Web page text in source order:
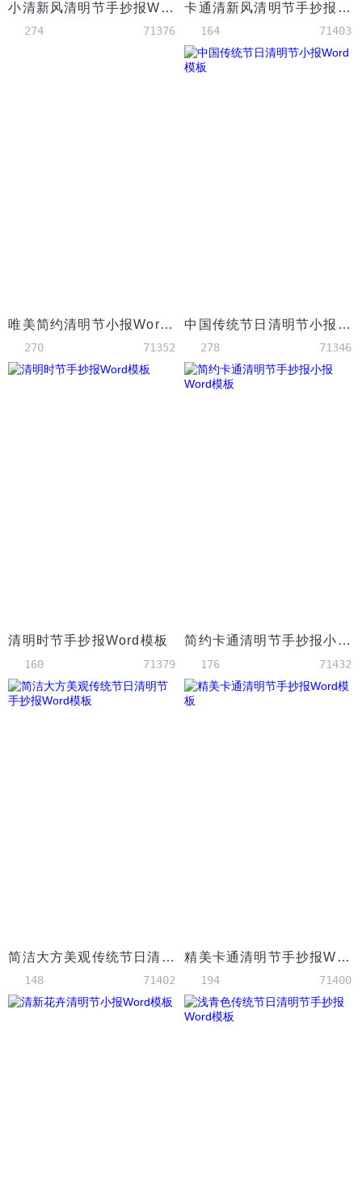
小清新风清明节手抄报Word模板
274 71376
卡通清新风清明节手抄报Word模板
164 71403
唯美简约清明节小报Word模板
270 71352
中国传统节日清明节小报Word模板
278 71346
清明时节手抄报Word模板
160 71379
简约卡通清明节手抄报小报Word模板
176 71432
简洁大方美观传统节日清明节手抄报Word模板
148 71402
精美卡通清明节手抄报Word模板
194 71400